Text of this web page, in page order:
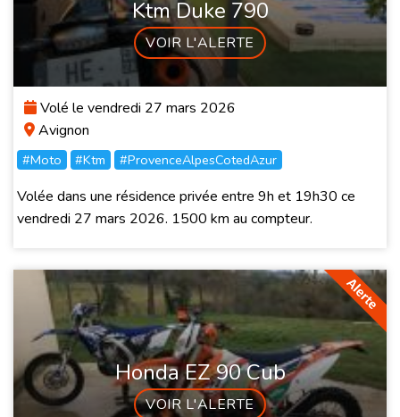
Ktm Duke 790
VOIR L'ALERTE
Volé le vendredi 27 mars 2026
Avignon
#Moto #Ktm #ProvenceAlpesCotedAzur
Volée dans une résidence privée entre 9h et 19h30 ce
vendredi 27 mars 2026. 1500 km au compteur.
Honda EZ 90 Cub
VOIR L'ALERTE